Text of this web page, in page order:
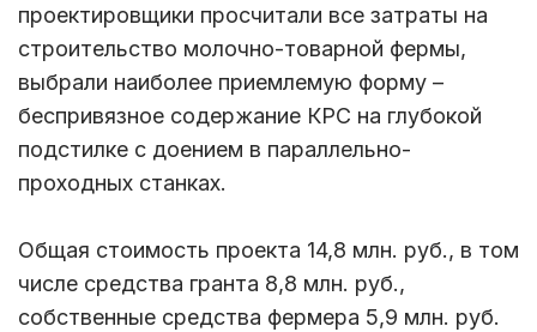
проектировщики просчитали все затраты на
строительство молочно-товарной фермы,
выбрали наиболее приемлемую форму –
беспривязное содержание КРС на глубокой
подстилке с доением в параллельно-
проходных станках.
Общая стоимость проекта 14,8 млн. руб., в том
числе средства гранта 8,8 млн. руб.,
собственные средства фермера 5,9 млн. руб.